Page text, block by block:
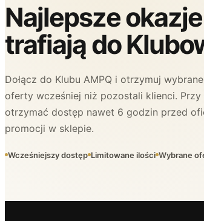
Najlepsze
trafiają do
Dołącz do Klubu AMPQ i otrzymuj
oferty wcześniej niż pozostali klienci.
otrzymać dostęp nawet 6 godzin przed
promocji w sklepie.
Wcześniejszy dostęp Limitowane ilości Wybrane